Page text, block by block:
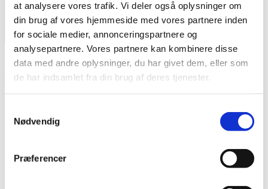
at analysere vores trafik. Vi deler også oplysninger om
din brug af vores hjemmeside med vores partnere inden
for sociale medier, annonceringspartnere og
analysepartnere. Vores partnere kan kombinere disse
data med andre oplysninger, du har givet dem, eller som
de har indsamlet fra din brug af deres tjenester.
Nødvendig
Præferencer
Klokkerne ringer for psykiatrien
Kim Engelbrechtsen
Blog
happening “en værdig psykiatri for alle” på Christiansborg
Slotsplads....